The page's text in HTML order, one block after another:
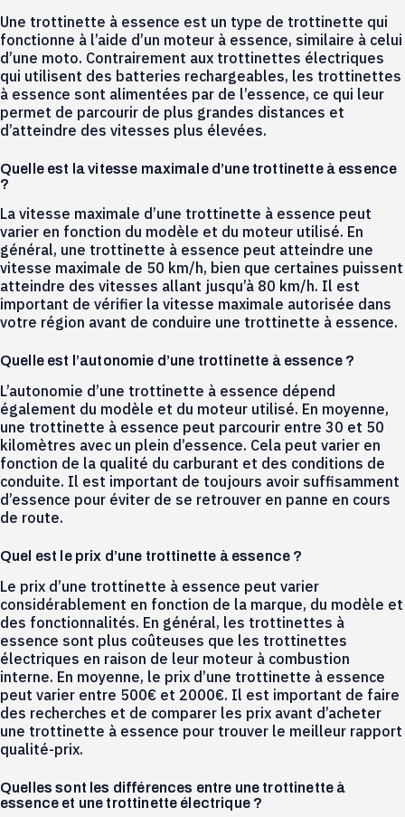
Une trottinette à essence est un type de trottinette qui
fonctionne à l’aide d’un moteur à essence, similaire à celui
d’une moto. Contrairement aux trottinettes électriques
qui utilisent des batteries rechargeables, les trottinettes
à essence sont alimentées par de l’essence, ce qui leur
permet de parcourir de plus grandes distances et
d’atteindre des vitesses plus élevées.
Quelle est la vitesse maximale d’une trottinette à essence
?
La vitesse maximale d’une trottinette à essence peut
varier en fonction du modèle et du moteur utilisé. En
général, une trottinette à essence peut atteindre une
vitesse maximale de 50 km/h, bien que certaines puissent
atteindre des vitesses allant jusqu’à 80 km/h. Il est
important de vérifier la vitesse maximale autorisée dans
votre région avant de conduire une trottinette à essence.
Quelle est l’autonomie d’une trottinette à essence ?
L’autonomie d’une trottinette à essence dépend
également du modèle et du moteur utilisé. En moyenne,
une trottinette à essence peut parcourir entre 30 et 50
kilomètres avec un plein d’essence. Cela peut varier en
fonction de la qualité du carburant et des conditions de
conduite. Il est important de toujours avoir suffisamment
d’essence pour éviter de se retrouver en panne en cours
de route.
Quel est le prix d’une trottinette à essence ?
Le prix d’une trottinette à essence peut varier
considérablement en fonction de la marque, du modèle et
des fonctionnalités. En général, les trottinettes à
essence sont plus coûteuses que les trottinettes
électriques en raison de leur moteur à combustion
interne. En moyenne, le prix d’une trottinette à essence
peut varier entre 500€ et 2000€. Il est important de faire
des recherches et de comparer les prix avant d’acheter
une trottinette à essence pour trouver le meilleur rapport
qualité-prix.
Quelles sont les différences entre une trottinette à
essence et une trottinette électrique ?